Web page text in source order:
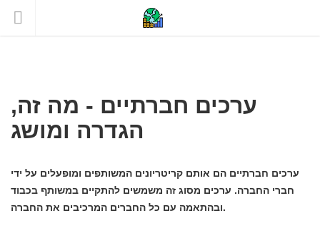
ערכים חברתיים - מה זה,
הגדרה ומושג
ערכים חברתיים הם אותם קריטריונים המשותפים ומופעלים על ידי
חברי החברה. ערכים מסוג זה משמשים להתקיים במשותף בכבוד
ובהתאמה עם כל החברים המרכיבים את החברה.